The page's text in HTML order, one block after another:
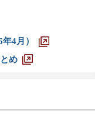
4月）
め